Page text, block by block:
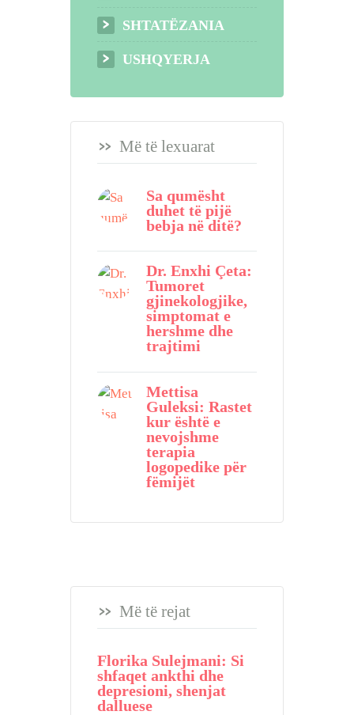
SHTATËZANIA
USHQYERJA
Më të lexuarat
Sa qumësht
duhet të pijë
bebja në ditë?
Dr. Enxhi Çeta:
Tumoret
gjinekologjike,
simptomat e
hershme dhe
trajtimi
Mettisa
Guleksi: Rastet
kur është e
nevojshme
terapia
logopedike për
fëmijët
Më të rejat
Florika Sulejmani: Si
shfaqet ankthi dhe
depresioni, shenjat
dalluese